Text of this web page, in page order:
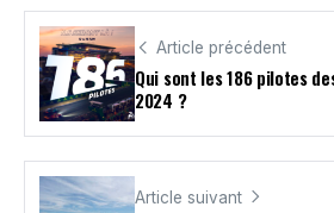
Article précédent
Qui sont les 186 pilotes
2024 ?
Article suivant